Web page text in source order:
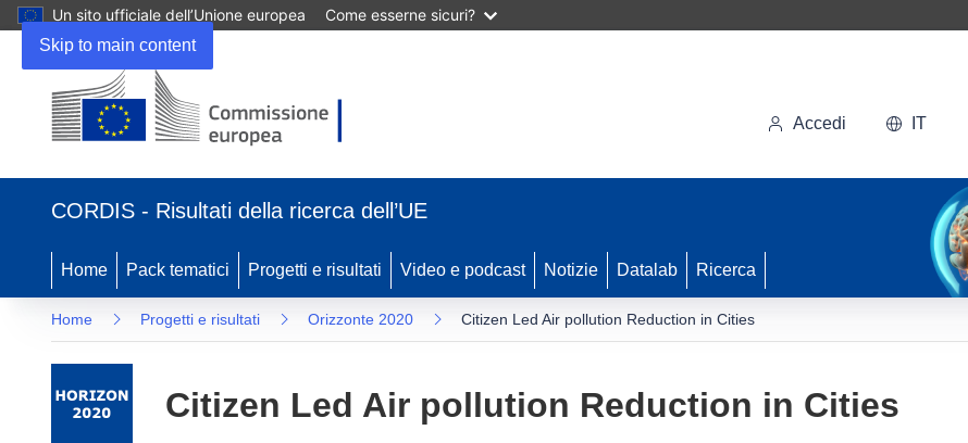
Skip to main content
Un sito ufficiale dell’Unione europea Come esserne sicuri?
in
nuova
finestra)
Accedi IT
CORDIS - Risultati della ricerca dell’UE
Home Pack tematici Progetti e risultati Video e podcast Notizie Datalab Ricerca
Home Progetti e risultati Orizzonte 2020 Citizen Led Air pollution Reduction in Cities
Citizen Led Air pollution Reduction in Cities